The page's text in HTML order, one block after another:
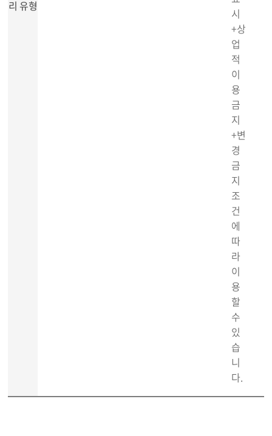
리 유형
시
+상
업
적
이
용
금
지
+변
경
금
지
조
건
에
따
라
이
용
할
수
있
습
니
다.